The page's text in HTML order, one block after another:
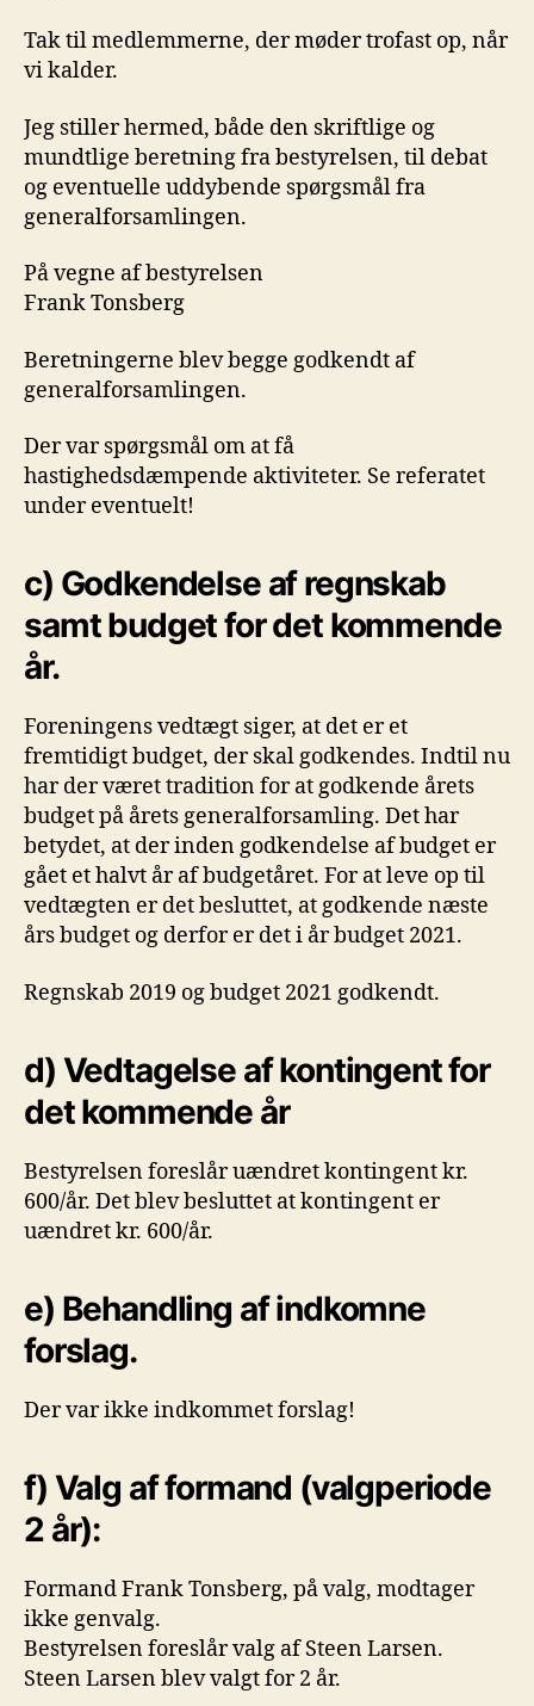
Tak til medlemmerne, der møder trofast op, når
vi kalder.
Jeg stiller hermed, både den skriftlige og
mundtlige beretning fra bestyrelsen, til debat
og eventuelle uddybende spørgsmål fra
generalforsamlingen.
På vegne af bestyrelsen
Frank Tonsberg
Beretningerne blev begge godkendt af
generalforsamlingen.
Der var spørgsmål om at få
hastighedsdæmpende aktiviteter. Se referatet
under eventuelt!
c) Godkendelse af regnskab
samt budget for det kommende
år.
Foreningens vedtægt siger, at det er et
fremtidigt budget, der skal godkendes. Indtil nu
har der været tradition for at godkende årets
budget på årets generalforsamling. Det har
betydet, at der inden godkendelse af budget er
gået et halvt år af budgetåret. For at leve op til
vedtægten er det besluttet, at godkende næste
års budget og derfor er det i år budget 2021.
Regnskab 2019 og budget 2021 godkendt.
d) Vedtagelse af kontingent for
det kommende år
Bestyrelsen foreslår uændret kontingent kr.
600/år. Det blev besluttet at kontingent er
uændret kr. 600/år.
e) Behandling af indkomne
forslag.
Der var ikke indkommet forslag!
f) Valg af formand (valgperiode
2 år):
Formand Frank Tonsberg, på valg, modtager
ikke genvalg.
Bestyrelsen foreslår valg af Steen Larsen.
Steen Larsen blev valgt for 2 år.